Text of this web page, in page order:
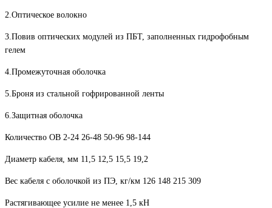
2.Оптическое волокно
3.Повив оптических модулей из ПБТ, заполненных гидрофобным
гелем
4.Промежуточная оболочка
5.Броня из стальной гофрированной ленты
6.Защитная оболочка
Количество ОВ 2-24 26-48 50-96 98-144
Диаметр кабеля, мм 11,5 12,5 15,5 19,2
Вес кабеля с оболочкой из ПЭ, кг/км 126 148 215 309
Растягивающее усилие не менее 1,5 кН